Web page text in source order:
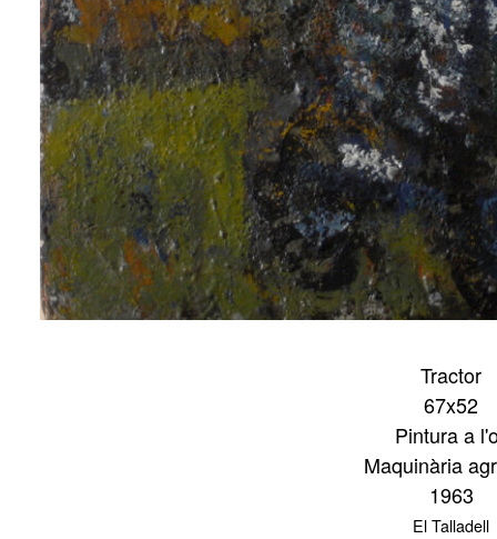
Tractor
67x52
Pintura a
Maquinària
1963
El Talladell